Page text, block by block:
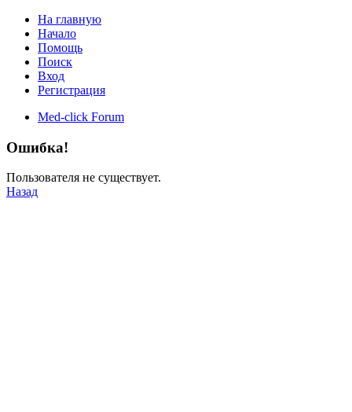
На главную
Начало
Помощь
Поиск
Вход
Регистрация
Med-click Forum
Ошибка!
Пользователя не существует.
Назад